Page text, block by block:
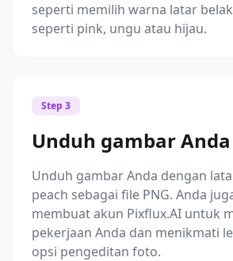
seperti memilih warna latar
seperti pink, ungu atau hijau.
Step 3
Unduh gambar Anda
Unduh gambar Anda dengan
peach sebagai file PNG. Anda
membuat akun Pixflux.AI untuk
pekerjaan Anda dan menikmati
opsi pengeditan foto.